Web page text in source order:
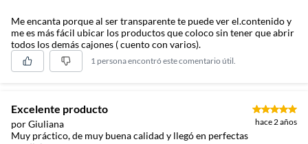
Me encanta porque al ser transparente te puede ver el.contenido y
me es más fácil ubicar los productos que coloco sin tener que abrir
todos los demás cajones ( cuento con varios).
1 persona encontró este comentario útil.
Excelente producto
por Giuliana hace 2 años
Muy práctico, de muy buena calidad y llegó en perfectas